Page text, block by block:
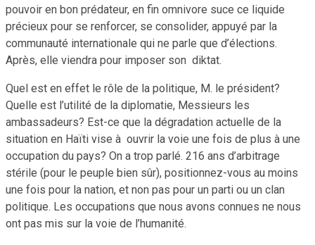
pouvoir en bon prédateur, en fin omnivore suce ce liquide
précieux pour se renforcer, se consolider, appuyé par la
communauté internationale qui ne parle que d’élections.
Après, elle viendra pour imposer son diktat.
Quel est en effet le rôle de la politique, M. le président?
Quelle est l’utilité de la diplomatie, Messieurs les
ambassadeurs? Est-ce que la dégradation actuelle de la
situation en Haïti vise à ouvrir la voie une fois de plus à une
occupation du pays? On a trop parlé. 216 ans d’arbitrage
stérile (pour le peuple bien sûr), positionnez-vous au moins
une fois pour la nation, et non pas pour un parti ou un clan
politique. Les occupations que nous avons connues ne nous
ont pas mis sur la voie de l’humanité.